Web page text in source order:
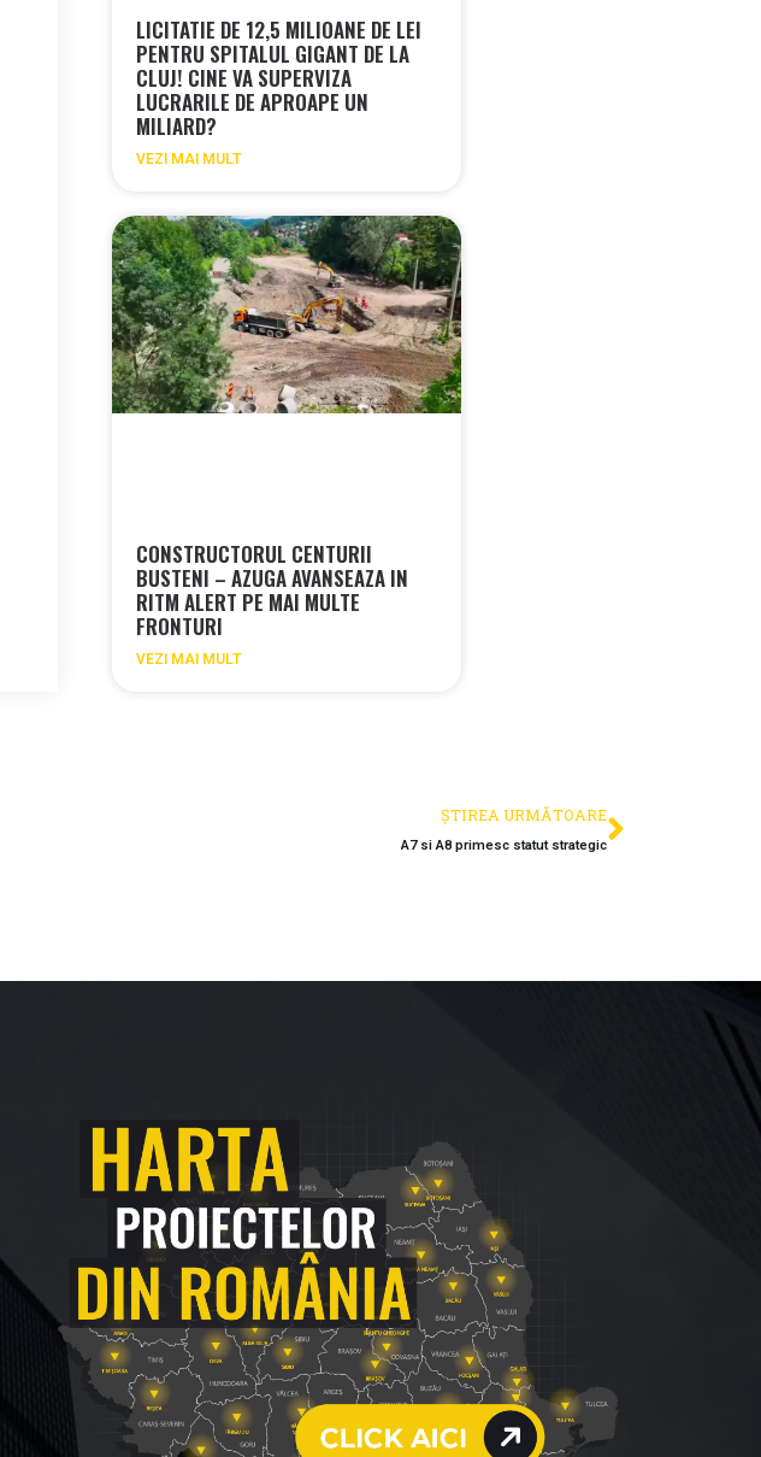
LICITATIE DE 12,5 MILIOANE DE LEI
PENTRU SPITALUL GIGANT DE LA
CLUJ! CINE VA SUPERVIZA
LUCRARILE DE APROAPE UN
MILIARD?
VEZI MAI MULT
CONSTRUCTORUL CENTURII
BUSTENI – AZUGA AVANSEAZA IN
RITM ALERT PE MAI MULTE
FRONTURI
VEZI MAI MULT
ȘTIREA URMĂTOARE
A7 si A8 primesc statut strategic